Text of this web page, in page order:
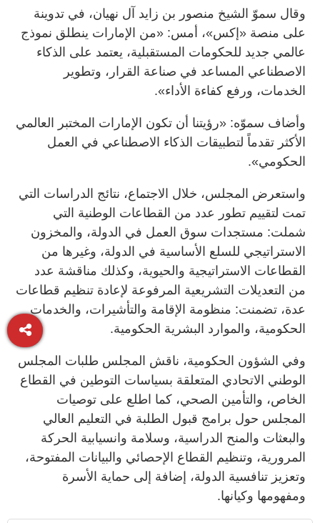
وقال سموّ الشيخ منصور بن زايد آل نهيان، في تدوينة
على منصة «إكس»، أمس: «من الإمارات ينطلق نموذج
عالمي جديد للحكومات المستقبلية، يعتمد على الذكاء
الاصطناعي المساعد في صناعة القرار، وتطوير
الخدمات، ورفع كفاءة الأداء».
وأضاف سموّه: «رؤيتنا أن تكون الإمارات المختبر العالمي
الأكثر تقدماً لتطبيقات الذكاء الاصطناعي في العمل
الحكومي».
واستعرض المجلس، خلال الاجتماع، نتائج الدراسات التي
تمت لتقييم تطور عدد من القطاعات الوطنية التي
شملت: مستجدات سوق العمل في الدولة، والمخزون
الاستراتيجي للسلع الأساسية في الدولة، وغيرها من
القطاعات الاستراتيجية والحيوية، وكذلك مناقشة عدد
من التعديلات التشريعية المرفوعة لإعادة تنظيم قطاعات
عدة، تضمنت: منظومة الإقامة والتأشيرات، والخدمات
الحكومية، والموارد البشرية الحكومية.
وفي الشؤون الحكومية، ناقش المجلس طلبات المجلس
الوطني الاتحادي المتعلقة بسياسات التوطين في القطاع
الخاص، والتأمين الصحي، كما اطلع على توصيات
المجلس حول برامج قبول الطلبة في التعليم العالي
والبعثات والمنح الدراسية، وسلامة وانسيابية الحركة
المرورية، وتنظيم القطاع الإحصائي والبيانات المفتوحة،
وتعزيز تنافسية الدولة، إضافة إلى حماية الأسرة
ومفهومها وكيانها.